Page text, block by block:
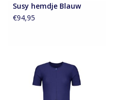
Susy hemdje Blauw
€94,95